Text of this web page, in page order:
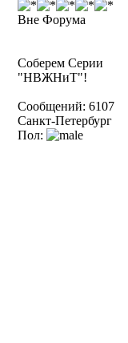
Вне Форума
Соберем Серии
"НВЖНиТ"!
Сообщений: 6107
Санкт-Петербург
Пол: